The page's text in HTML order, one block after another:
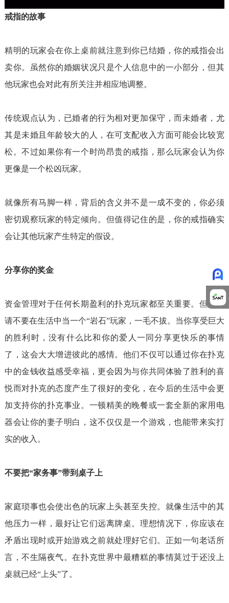
戒指的故事
精明的玩家会在你上桌前就注意到你已结婚，你的戒指会出
卖你。虽然你的婚姻状况只是个人信息中的一小部分，但其
他玩家也会对此有所关注并相应地调整。
传统观点认为，已婚者的行为相对更加保守，而未婚者，尤
其是未婚且年龄较大的人，在可支配收入方面可能会比较宽
松。不过如果你有一个时尚昂贵的戒指，那么玩家会认为你
更像是一个松凶玩家。
就像所有马脚一样，背后的含义并不是一成不变的，你必须
密切观察玩家的特定倾向。但值得记住的是，你的戒指确实
会让其他玩家产生特定的假设。
分享你的奖金
资金管理对于任何长期盈利的扑克玩家都至关重要。但是，
请不要在生活中当一个“岩石”玩家，一毛不拔。当你享受巨大
的胜利时，没有什么比和你的爱人一同分享更快乐的事情
了，这会大大增进彼此的感情。他们不仅可以通过你在扑克
中的金钱收益感受幸福，更会因为与你共同体验了胜利的喜
悦而对扑克的态度产生了很好的变化，在今后的生活中会更
加支持你的扑克事业。一顿精美的晚餐或一套全新的家用电
器会让你的妻子明白，这不仅仅是一个游戏，也能带来实打
实的收入。
不要把“家务事”带到桌子上
家庭琐事也会使出色的玩家上头甚至失控。就像生活中的其
他压力一样，最好让它们远离牌桌。理想情况下，你应该在
矛盾出现时或开始游戏之前就处理好它们。正如一句老话所
言，不生隔夜气。在扑克世界中最糟糕的事情莫过于还没上
桌就已经“上头”了。